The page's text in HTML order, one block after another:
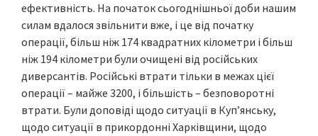
ефективність. На початок сьогоднішньої доби нашим
силам вдалося звільнити вже, і це від початку
операції, більш ніж 174 квадратних кілометри і більш
ніж 194 кілометри були очищені від російських
диверсантів. Російські втрати тільки в межах цієї
операції – майже 3200, і більшість – безповоротні
втрати. Були доповіді щодо ситуації в Куп’янську,
щодо ситуації в прикордонні Харківщини, щодо